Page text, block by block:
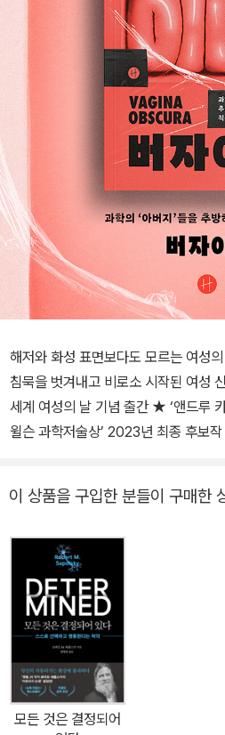
해저와 화성 표면보다도 모르는 여성의 몸! 2,500년 해묵은
침묵을 벗겨내고 비로소 시작된 여성
세계 여성의 날 기념 출간 ★ ‘앤드루
윌슨 과학저술상’ 2023년 최종 후보
했다. 여성의 몸이 여성의 것이 되기 위
럼 내려놓을 수 없는 최고의 과학 저술
신랄하고 유머러스하게 돌파한다.” -
저자, 퓰리처상 수상 작가) 화성에 탐사차가 돌아다니고 인공 자궁에
서 새끼 양이 자라는 시대에 질 분비물
조차 제대로 모른다는 기막힌 사실! 정
없는 자궁에는 관심 따위 없었던 건 아
구한 적 없었던 서양 의학의 아버지 히
이고 아둔한 존재라고 여긴 다윈, 음핵
이 상품을 구입한 분들이 구매한
모든 것은 결정되어